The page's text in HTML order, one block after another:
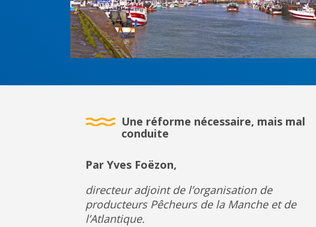
Une réforme nécessaire, mais mal
conduite
Par Yves Foëzon,
directeur adjoint de l’organisation de
producteurs Pêcheurs de la Manche et de
l’Atlantique.